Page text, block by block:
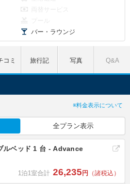
バー・ラウンジ
コミ 旅行記 写真 Q&A
※料金表示について
全プラン表示
ルベッド 1 台 - Advance
1泊1室合計 26,235円 （諸税込）